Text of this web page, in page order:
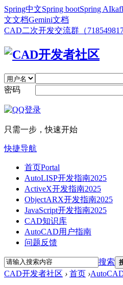
Spring中文Spring bootSpring AI
文文档Gemini文档
CAD二次开发交流群（718549817
密码
只需一步，快速开始
快捷导航
首页Portal
AutoLISP开发指南2025
ActiveX开发指南2025
ObjectARX开发指南2025
JavaScript开发指南2025
CAD知识库
AutoCAD用户指南
问题反馈
搜索
CAD开发者社区 › 首页 ›